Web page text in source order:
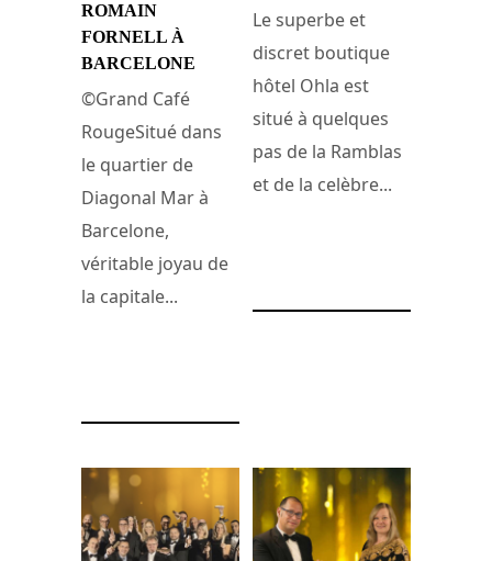
ROMAIN
FORNELL À
BARCELONE
©Grand Café
RougeSitué dans
le quartier de
Diagonal Mar à
Barcelone,
véritable joyau de
la capitale...
Le superbe et
discret boutique
hôtel Ohla est
situé à quelques
pas de la Ramblas
et de la celèbre...